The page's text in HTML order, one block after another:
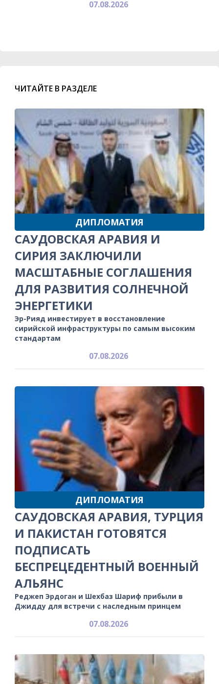
07.08.2026
ЧИТАЙТЕ В РАЗДЕЛЕ
ДИПЛОМАТИЯ
САУДОВСКАЯ АРАВИЯ И
СИРИЯ ЗАКЛЮЧИЛИ
МАСШТАБНЫЕ СОГЛАШЕНИЯ
ДЛЯ РАЗВИТИЯ СОЛНЕЧНОЙ
ЭНЕРГЕТИКИ
Эр-Рияд инвестирует в восстановление
сирийской инфраструктуры по самым высоким
стандартам
07.08.2026
ДИПЛОМАТИЯ
САУДОВСКАЯ АРАВИЯ, ТУРЦИЯ
И ПАКИСТАН ГОТОВЯТСЯ
ПОДПИСАТЬ
БЕСПРЕЦЕДЕНТНЫЙ ВОЕННЫЙ
АЛЬЯНС
Реджеп Эрдоган и Шехбаз Шариф прибыли в
Джидду для встречи с наследным принцем
07.08.2026